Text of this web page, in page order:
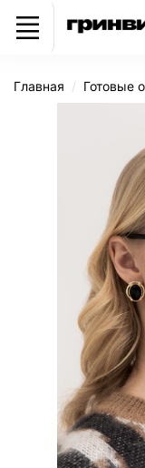
Главная Готовые